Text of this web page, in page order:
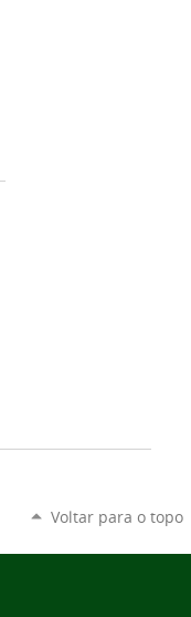
Voltar para o topo